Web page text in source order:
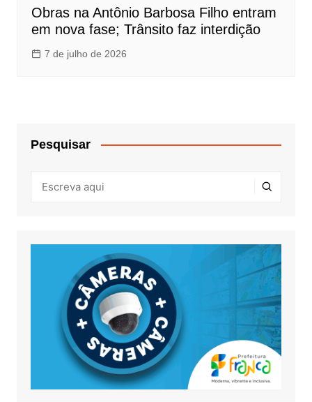
Obras na Antônio Barbosa Filho entram
em nova fase; Trânsito faz interdição
7 de julho de 2026
Pesquisar